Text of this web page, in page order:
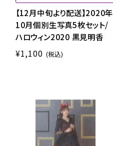
【12月中旬より配送】2020年
10月個別生写真5枚セット/
ハロウィン2020 黒見明香
¥1,100 (税込)